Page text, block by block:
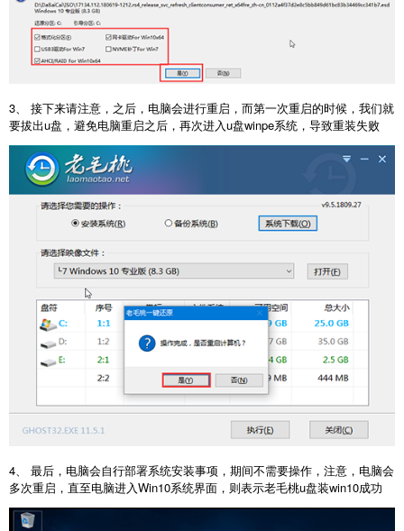
3、 接下来请注意，之后，电脑会进行重启，而第一次重启的时候，我们就
要拔出u盘，避免电脑重启之后，再次进入u盘winpe系统，导致重装失败
4、 最后，电脑会自行部署系统安装事项，期间不需要操作，注意，电脑会
多次重启，直至电脑进入Win10系统界面，则表示老毛桃u盘装win10成功